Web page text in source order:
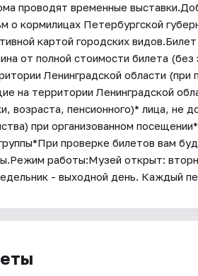
проводят временные
о кормилицах Петербургской
картой городских
от полной стоимости билета
Ленинградской области (при
на территории Ленинградской
возраста, пенсионного)* лица, не
при организованном
проверке билетов вам
работы:Музей открыт:
- выходной день. Каждый